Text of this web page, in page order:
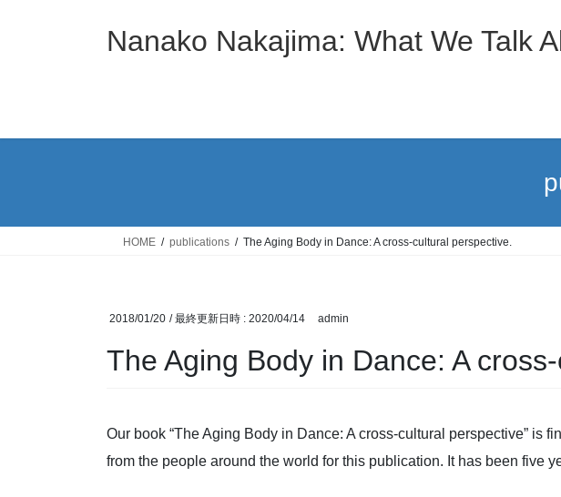
ス
ン
Nanako Nakajima: What We Talk
HOME publications The Aging Body in Dance: A cross-cultural perspective.
2018/01/20 / 最終更新日時 : 2020/04/14 admin
The Aging Body in Dance: A
Our book “The Aging Body in Dance: A cross-cultural perspective” is
from the people around the world for this publication. It has been five